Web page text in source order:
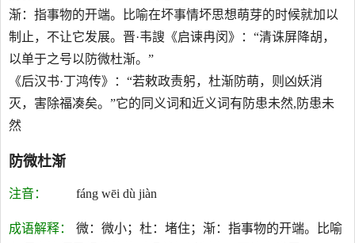
渐：指事物的开端。比喻在坏事情坏思想萌芽的时候就加以
制止，不让它发展。晋·韦謏《启谏冉闵》：“清诛屏降胡，
以单于之号以防微杜渐。”
《后汉书·丁鸿传》：“若敕政责躬，杜渐防萌，则凶妖消
灭，害除福凑矣。”它的同义词和近义词有防患未然,防患未
然
防微杜渐
注音： fáng wēi dù jiàn
成语解释：
微：微小；杜：堵住；渐：指事物的开端。比喻